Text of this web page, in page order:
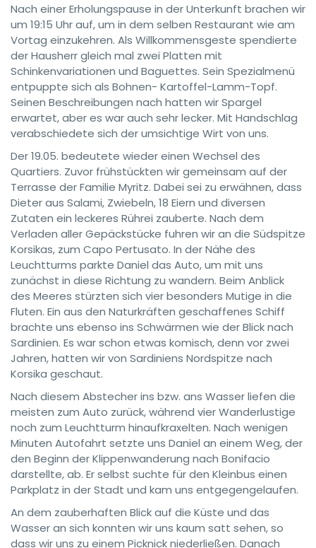
Nach einer Erholungspause in der Unterkunft brachen wir
um 19:15 Uhr auf, um in dem selben Restaurant wie am
Vortag einzukehren. Als Willkommensgeste spendierte
der Hausherr gleich mal zwei Platten mit
Schinkenvariationen und Baguettes. Sein Spezialmenü
entpuppte sich als Bohnen- Kartoffel-Lamm-Topf.
Seinen Beschreibungen nach hatten wir Spargel
erwartet, aber es war auch sehr lecker. Mit Handschlag
verabschiedete sich der umsichtige Wirt von uns.
Der 19.05. bedeutete wieder einen Wechsel des
Quartiers. Zuvor frühstückten wir gemeinsam auf der
Terrasse der Familie Myritz. Dabei sei zu erwähnen, dass
Dieter aus Salami, Zwiebeln, 18 Eiern und diversen
Zutaten ein leckeres Rührei zauberte. Nach dem
Verladen aller Gepäckstücke fuhren wir an die Südspitze
Korsikas, zum Capo Pertusato. In der Nähe des
Leuchtturms parkte Daniel das Auto, um mit uns
zunächst in diese Richtung zu wandern. Beim Anblick
des Meeres stürzten sich vier besonders Mutige in die
Fluten. Ein aus den Naturkräften geschaffenes Schiff
brachte uns ebenso ins Schwärmen wie der Blick nach
Sardinien. Es war schon etwas komisch, denn vor zwei
Jahren, hatten wir von Sardiniens Nordspitze nach
Korsika geschaut.
Nach diesem Abstecher ins bzw. ans Wasser liefen die
meisten zum Auto zurück, während vier Wanderlustige
noch zum Leuchtturm hinaufkraxelten. Nach wenigen
Minuten Autofahrt setzte uns Daniel an einem Weg, der
den Beginn der Klippenwanderung nach Bonifacio
darstellte, ab. Er selbst suchte für den Kleinbus einen
Parkplatz in der Stadt und kam uns entgegengelaufen.
An dem zauberhaften Blick auf die Küste und das
Wasser an sich konnten wir uns kaum satt sehen, so
dass wir uns zu einem Picknick niederließen. Danach